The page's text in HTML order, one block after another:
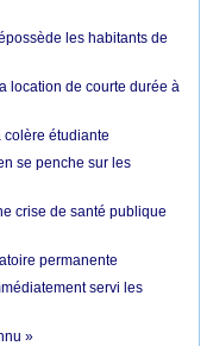
les habitants de
location de courte durée à
colère étudiante
se penche sur les
crise de santé publique
permanente
servi les
»